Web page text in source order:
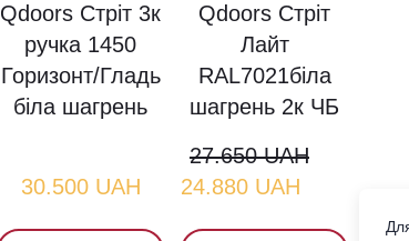
Qdoors Стріт 3к
ручка 1450
Горизонт/Гладь
біла шагрень
30.500 UAH
Qdoors Стріт
Лайт
RAL7021біла
шагрень 2к ЧБ
27.650 UAH
24.880 UAH